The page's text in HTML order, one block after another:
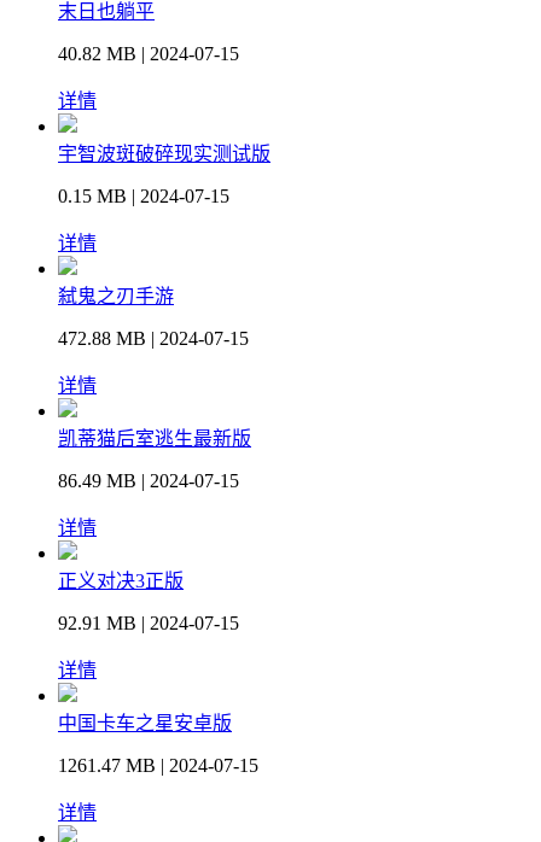
末日也躺平
40.82 MB | 2024-07-15
详情
宇智波斑破碎现实测试版
0.15 MB | 2024-07-15
详情
弑鬼之刃手游
472.88 MB | 2024-07-15
详情
凯蒂猫后室逃生最新版
86.49 MB | 2024-07-15
详情
正义对决3正版
92.91 MB | 2024-07-15
详情
中国卡车之星安卓版
1261.47 MB | 2024-07-15
详情